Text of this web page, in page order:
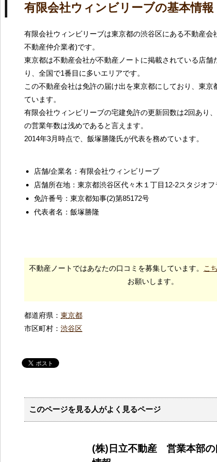
有限会社ウィンビリーブの基本情報
有限会社ウィンビリーブは東京都の渋谷区にある不動産会
不動産仲介業者)です。
東京都は不動産会社が不動産ノートに掲載されている店舗
り、全国で1番目に多いエリアです。
この不動産会社は免許の届け出を東京都にしており、東京
ています。
有限会社ウィンビリーブの宅建免許の更新回数は2回あり
の営業年数は浅めであると言えます。
2014年3月時点で、飯塚勝隆氏が代表を務めています。
店舗/企業名：有限会社ウィンビリーブ
店舗所在地：東京都渋谷区代々木１丁目12-2スタジオフ
免許番号：東京都知事(2)第85172号
代表者名：飯塚勝隆
不動産ノートではあなたの口コミを募集しています。
こ
お願いします。
都道府県： 東京都
市区町村： 渋谷区
このページを見る人がよく見るページ
(株)日立不動産 営業本部の